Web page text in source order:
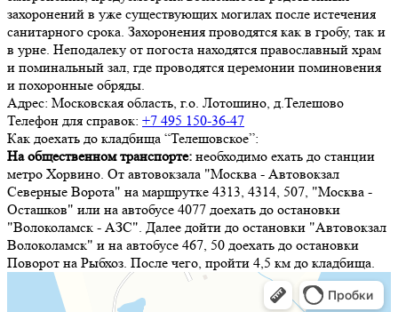
захоронений в уже существующих могилах после истечения
санитарного срока. Захоронения проводятся как в гробу, так и
в урне. Неподалеку от погоста находятся православный храм
и поминальный зал, где проводятся церемонии поминовения
и похоронные обряды.
Адрес: Московская область, г.о. Лотошино, д.Телешово
Телефон для справок: +7 495 150-36-47
Как доехать до кладбища “Телешовское”:
На общественном транспорте: необходимо ехать до станции
метро Хорвино. От автовокзала "Москва - Автовокзал
Северные Ворота" на маршрутке 4313, 4314, 507, "Москва -
Осташков" или на автобусе 4077 доехать до остановки
"Волоколамск - АЗС". Далее дойти до остановки "Автовокзал
Волоколамск" и на автобусе 467, 50 доехать до остановки
Поворот на Рыбхоз. После чего, пройти 4,5 км до кладбища.